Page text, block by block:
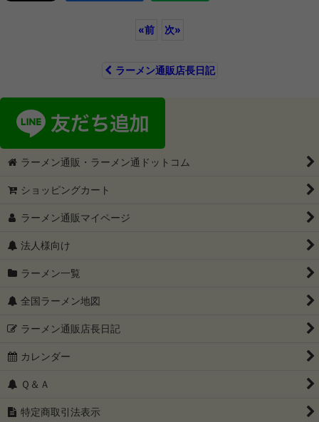
«前 次»
ラーメン通販店長日記
ラーメン通販・ラーメン通ドットコム
ショッピングカート
ラーメン通販マイページ
法人様向け
ラーメン一覧
全国ラーメン地図
ラーメン通販店長日記
カレンダー
Ｑ＆Ａ
特定商取引法表示